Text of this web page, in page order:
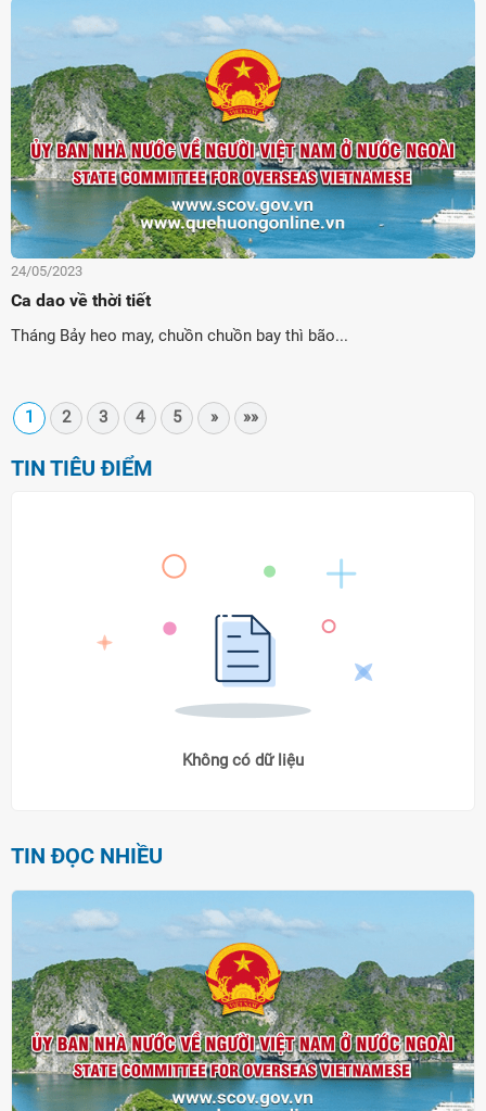
24/05/2023
Ca dao về thời tiết
Tháng Bảy heo may, chuồn chuồn bay thì bão...
1 2 3 4 5 » »»
TIN TIÊU ĐIỂM
Không có dữ liệu
TIN ĐỌC NHIỀU